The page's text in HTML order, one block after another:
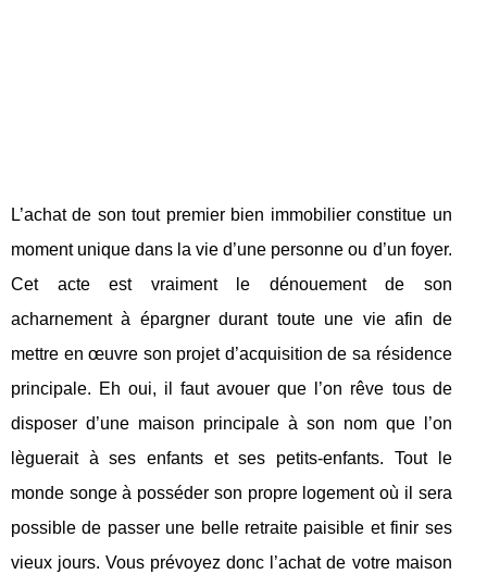
L’achat de son tout premier bien immobilier constitue un
moment unique dans la vie d’une personne ou d’un foyer.
Cet acte est vraiment le dénouement de son
acharnement à épargner durant toute une vie afin de
mettre en œuvre son projet d’acquisition de sa résidence
principale. Eh oui, il faut avouer que l’on rêve tous de
disposer d’une maison principale à son nom que l’on
lèguerait à ses enfants et ses petits-enfants. Tout le
monde songe à posséder son propre logement où il sera
possible de passer une belle retraite paisible et finir ses
vieux jours. Vous prévoyez donc l’achat de votre maison